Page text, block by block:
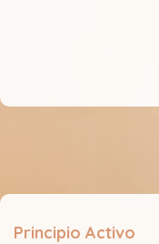
Principio Activo